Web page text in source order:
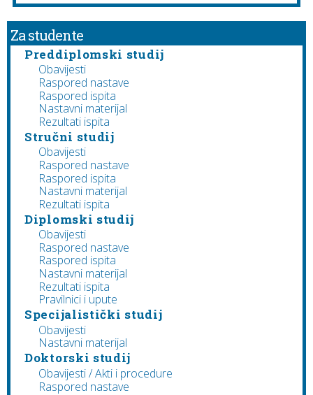
Za studente
Preddiplomski studij
Obavijesti
Raspored nastave
Raspored ispita
Nastavni materijal
Rezultati ispita
Stručni studij
Obavijesti
Raspored nastave
Raspored ispita
Nastavni materijal
Rezultati ispita
Diplomski studij
Obavijesti
Raspored nastave
Raspored ispita
Nastavni materijal
Rezultati ispita
Pravilnici i upute
Specijalistički studij
Obavijesti
Nastavni materijal
Doktorski studij
Obavijesti / Akti i procedure
Raspored nastave